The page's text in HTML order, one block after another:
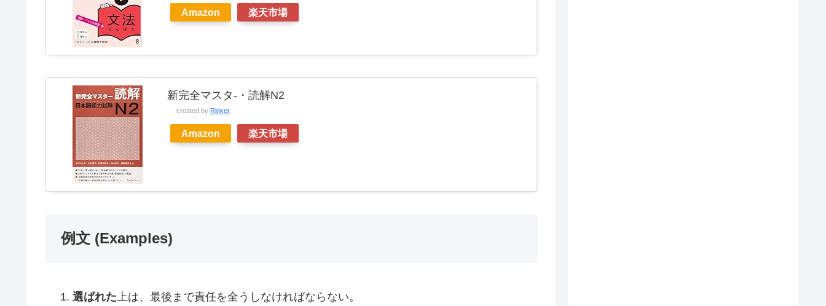
Amazon 楽天市場
新完全マスタ-・読解N2
created by Rinker
Amazon 楽天市場
例文 (Examples)
選ばれた上は、最後まで責任を全うしなければならない。